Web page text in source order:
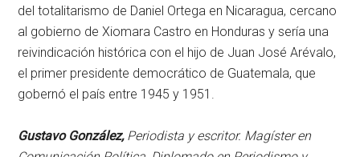
del totalitarismo de Daniel Ortega en Nicaragua, cercano
al gobierno de Xiomara Castro en Honduras y sería una
reivindicación histórica con el hijo de Juan José Arévalo,
el primer presidente democrático de Guatemala, que
gobernó el país entre 1945 y 1951.
Gustavo González, Periodista y escritor. Magíster en